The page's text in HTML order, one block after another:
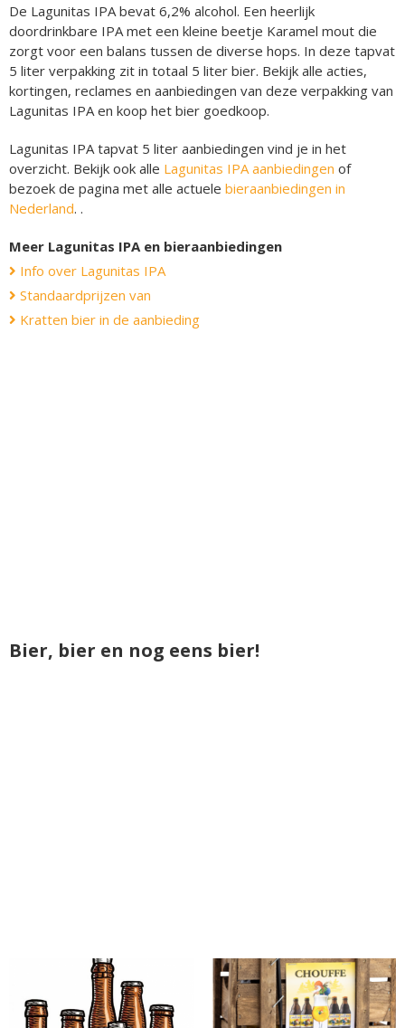
De Lagunitas IPA bevat 6,2% alcohol. Een heerlijk
doordrinkbare IPA met een kleine beetje Karamel mout die
zorgt voor een balans tussen de diverse hops. In deze tapvat
5 liter verpakking zit in totaal 5 liter bier. Bekijk alle acties,
kortingen, reclames en aanbiedingen van deze verpakking van
Lagunitas IPA en koop het bier goedkoop.
Lagunitas IPA tapvat 5 liter aanbiedingen vind je in het
overzicht. Bekijk ook alle Lagunitas IPA aanbiedingen of
bezoek de pagina met alle actuele bieraanbiedingen in
Nederland. .
Meer Lagunitas IPA en bieraanbiedingen
Info over Lagunitas IPA
Standaardprijzen van
Kratten bier in de aanbieding
Bier, bier en nog eens bier!